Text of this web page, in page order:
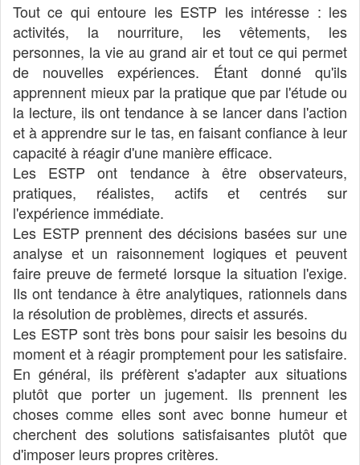
Tout ce qui entoure les ESTP les intéresse : les
activités, la nourriture, les vêtements, les
personnes, la vie au grand air et tout ce qui permet
de nouvelles expériences. Étant donné qu'ils
apprennent mieux par la pratique que par l'étude ou
la lecture, ils ont tendance à se lancer dans l'action
et à apprendre sur le tas, en faisant confiance à leur
capacité à réagir d'une manière efficace.
Les ESTP ont tendance à être observateurs,
pratiques, réalistes, actifs et centrés sur
l'expérience immédiate.
Les ESTP prennent des décisions basées sur une
analyse et un raisonnement logiques et peuvent
faire preuve de fermeté lorsque la situation l'exige.
Ils ont tendance à être analytiques, rationnels dans
la résolution de problèmes, directs et assurés.
Les ESTP sont très bons pour saisir les besoins du
moment et à réagir promptement pour les satisfaire.
En général, ils préfèrent s'adapter aux situations
plutôt que porter un jugement. Ils prennent les
choses comme elles sont avec bonne humeur et
cherchent des solutions satisfaisantes plutôt que
d'imposer leurs propres critères.